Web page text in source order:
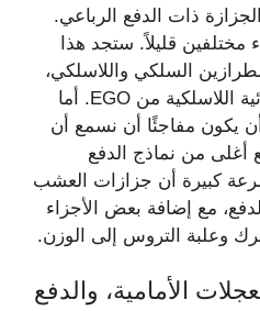
ذات الدفع الرباعي.
مختلفين قليلاً. ستجد هذا
السلكي واللاسلكي،
مثل جزازة العشب الكهربائية اللاسلكية من EGO. أما
أن يكون مفاجئًا أن نسمع أن
أغلى من نماذج الدفع
كبيرة أن جزازات العشب
مع إضافة بعض الأجزاء
وعلبة التروس إلى الوزن.
الأمامية، والدفع